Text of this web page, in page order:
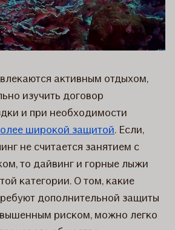
активным отдыхом,
изучить договор
и при необходимости
широкой защитой. Если,
не считается занятием с
то дайвинг и горные лыжи
категории. О том, какие
дополнительной защиты
риском, можно легко